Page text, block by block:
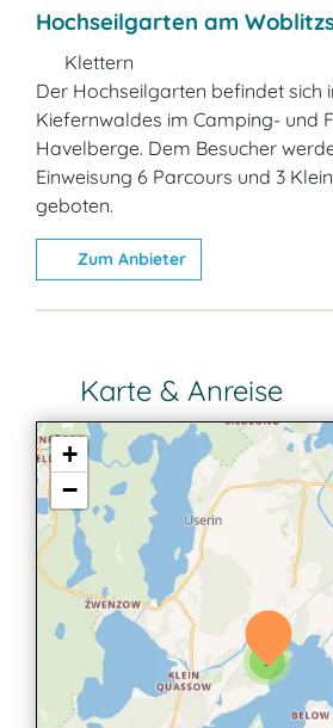
Hochseilgarten am
Klettern
Der Hochseilgarten befindet sich
Kiefernwaldes im Camping- und
Havelberge. Dem Besucher
Einweisung 6 Parcours und 3
geboten.
Zum Anbieter
Karte & Anreise
3
+
−